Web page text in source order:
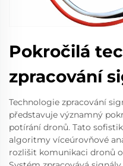
Pokročilá
zpracování
Technologie zpracování
představuje významný
potírání dronů. Tato
algoritmy víceúrovňové
rozlišit komunikaci dronů